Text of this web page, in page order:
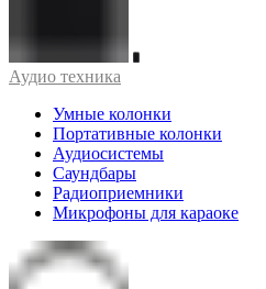
Аудио техника
Умные колонки
Портативные колонки
Аудиосистемы
Саундбары
Радиоприемники
Микрофоны для караоке